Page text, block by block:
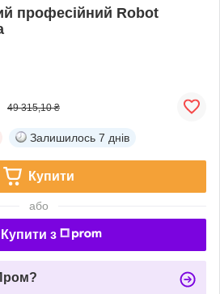
професійний Robot
49 315,10 ₴
Залишилось 7 днів
Купити
або
Купити з